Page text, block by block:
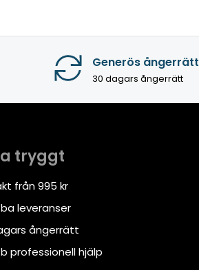
Generös ångerrätt
30 dagars ångerrätt
tryggt
från 995 kr
leveranser
ångerrätt
professionell hjälp